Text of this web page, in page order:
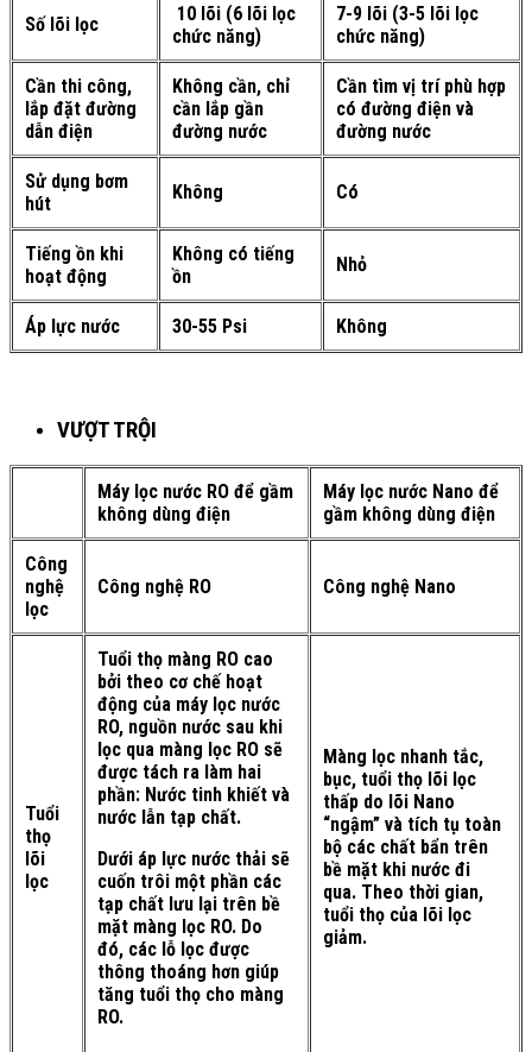
Số lõi lọc
10 lõi (6 lõi lọc
chức năng)
7-9 lõi (3-5 lõi lọc
chức năng)
Cần thi công,
lắp đặt đường
dẫn điện
Không cần, chỉ
cần lắp gần
đường nước
Cần tìm vị trí phù hợp
có đường điện và
đường nước
Sử dụng bơm
hút
Không Có
Tiếng ồn khi
hoạt động
Không có tiếng
ồn
Nhỏ
Áp lực nước 30-55 Psi Không
VƯỢT TRỘI
Máy lọc nước RO để gầm
không dùng điện
Máy lọc nước Nano để
gầm không dùng điện
Công
nghệ
lọc
Công nghệ RO Công nghệ Nano
Tuổi
thọ
lõi
lọc
Tuổi thọ màng RO cao
bởi theo cơ chế hoạt
động của máy lọc nước
RO, nguồn nước sau khi
lọc qua màng lọc RO sẽ
được tách ra làm hai
phần: Nước tinh khiết và
nước lẫn tạp chất.
Dưới áp lực nước thải sẽ
cuốn trôi một phần các
tạp chất lưu lại trên bề
mặt màng lọc RO. Do
đó, các lỗ lọc được
thông thoáng hơn giúp
tăng tuổi thọ cho màng
RO.
Màng lọc nhanh tắc,
bục, tuổi thọ lõi lọc
thấp do lõi Nano
“ngậm” và tích tụ toàn
bộ các chất bẩn trên
bề mặt khi nước đi
qua. Theo thời gian,
tuổi thọ của lõi lọc
giảm.